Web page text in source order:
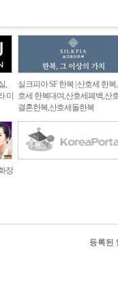
,
미
실크피아 SF 한복 | 산호세 한복
호세 한복대여,산호세폐백,산
결혼한복,산호세돌한복
장
등록된